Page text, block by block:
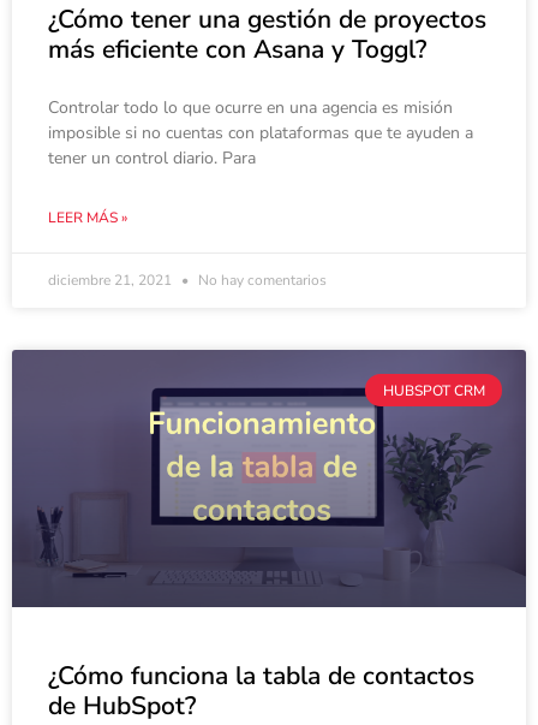
¿Cómo tener una gestión de proyectos
más eficiente con Asana y Toggl?
Controlar todo lo que ocurre en una agencia es misión
imposible si no cuentas con plataformas que te ayuden a
tener un control diario. Para
LEER MÁS »
diciembre 21, 2021 No hay comentarios
HUBSPOT CRM
¿Cómo funciona la tabla de contactos
de HubSpot?